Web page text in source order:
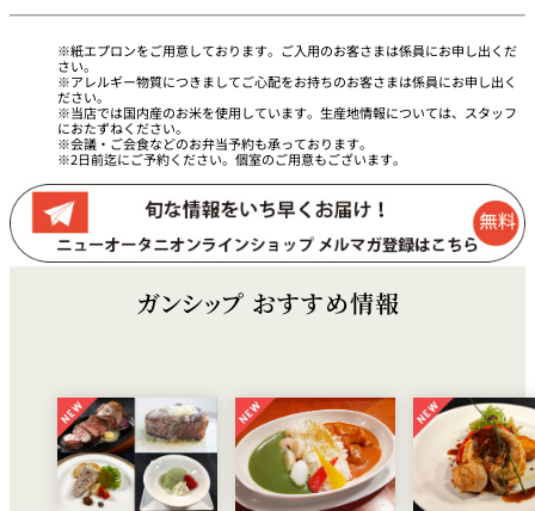
紙エプロンをご用意しております。ご入用のお客さまは係員にお申し出くだ
さい。
アレルギー物質につきましてご心配をお持ちのお客さまは係員にお申し出く
ださい。
当店では国内産のお米を使用しています。生産地情報については、スタッフ
におたずねください。
会議・ご会食などのお弁当予約も承っております。
2日前迄にご予約ください。個室のご用意もございます。
ガンシップ おすすめ情報